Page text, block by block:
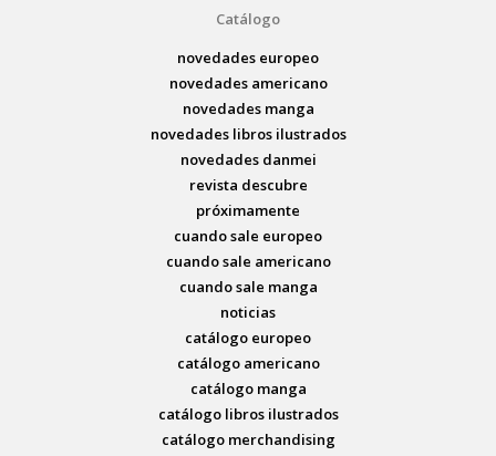
Catálogo
novedades europeo
novedades americano
novedades manga
novedades libros ilustrados
novedades danmei
revista descubre
próximamente
cuando sale europeo
cuando sale americano
cuando sale manga
noticias
catálogo europeo
catálogo americano
catálogo manga
catálogo libros ilustrados
catálogo merchandising